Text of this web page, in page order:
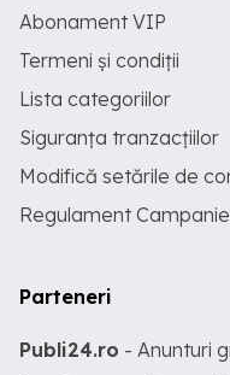
Abonament VIP
Termeni și condiții
Lista categoriilor
Siguranța tranzacțiilor
Modifică setările de
Regulament Campanie
Parteneri
Publi24.ro - Anunturi